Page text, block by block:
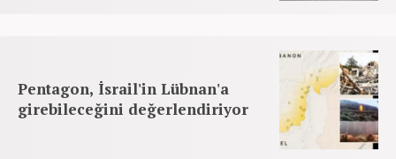
Pentagon, İsrail'in Lübnan'a
girebileceğini değerlendiriyor